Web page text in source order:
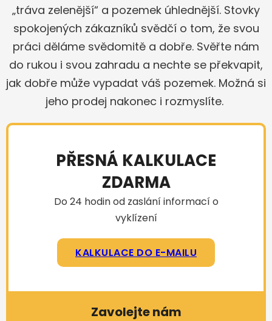
„tráva zelenější“ a pozemek úhlednější. Stovky
spokojených zákazníků svědčí o tom, že svou
práci děláme svědomitě a dobře. Svěřte nám
do rukou i svou zahradu a nechte se překvapit,
jak dobře může vypadat váš pozemek. Možná si
jeho prodej nakonec i rozmyslíte.
PŘESNÁ KALKULACE
ZDARMA
Do 24 hodin od zaslání informací o
vyklízení
KALKULACE DO E-MAILU
Zavolejte nám